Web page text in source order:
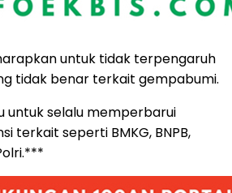
untuk tidak terpengaruh
tidak benar terkait gempabumi.
untuk selalu memperbarui
terkait seperti BMKG, BNPB,